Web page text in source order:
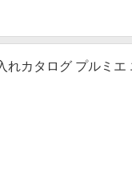
れカタログ プルミ